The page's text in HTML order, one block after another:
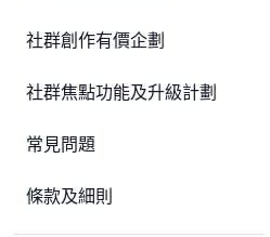
社群創作有價企劃
社群焦點功能及升級計劃
常見問題
條款及細則